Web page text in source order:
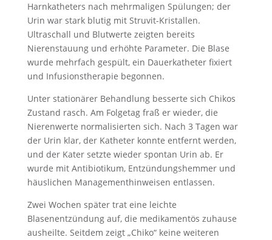
Harnkatheters nach mehrmaligen Spülungen; der
Urin war stark blutig mit Struvit-Kristallen.
Ultraschall und Blutwerte zeigten bereits
Nierenstauung und erhöhte Parameter. Die Blase
wurde mehrfach gespült, ein Dauerkatheter fixiert
und Infusionstherapie begonnen.
Unter stationärer Behandlung besserte sich Chikos
Zustand rasch. Am Folgetag fraß er wieder, die
Nierenwerte normalisierten sich. Nach 3 Tagen war
der Urin klar, der Katheter konnte entfernt werden,
und der Kater setzte wieder spontan Urin ab. Er
wurde mit Antibiotikum, Entzündungshemmer und
häuslichen Managementhinweisen entlassen.
Zwei Wochen später trat eine leichte
Blasenentzündung auf, die medikamentös zuhause
ausheilte. Seitdem zeigt „Chiko“ keine weiteren